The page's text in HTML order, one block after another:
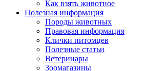
Как взять животное
Полезная информация
Породы животных
Правовая информация
Клички питомцев
Полезные статьи
Ветеринары
Зоомагазины